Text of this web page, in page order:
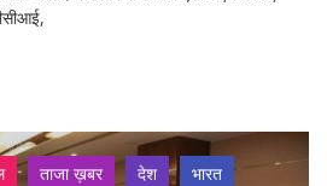
ताजा ख़बर देश
भारत